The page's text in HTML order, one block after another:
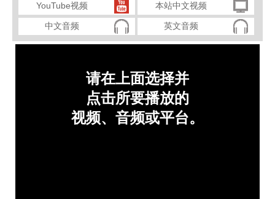
YouTube视频
本站中文视频
中文音频 英文音频